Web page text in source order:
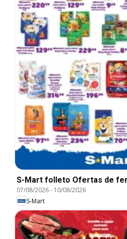
S-Mart folleto Ofertas de
07/08/2026- 10/08/2026
S-Mart